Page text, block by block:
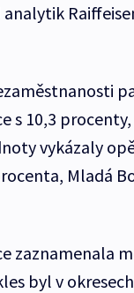
s 10,3
vykázaly
Mladá
zaznamenala
byl v